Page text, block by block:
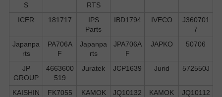
S
RTS
ICER 181717
IPS
Parts
IBD1794 IVECO
J360701
7
Japanpa
rts
PA706A
F
Japanpa
rts
JPA706A
F
JAPKO 50706
JP
GROUP
4663600
519
Juratek JCP1639 Jurid 572550J
KAISHIN FK7055
KAMOK
JQ10132
KAMOK
JQ10112